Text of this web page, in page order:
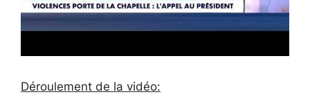
Déroulement de la vidéo: